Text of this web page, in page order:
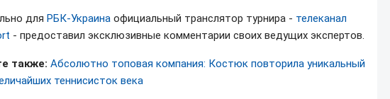
для РБК-Украина официальный транслятор турнира - телеканал
- предоставил эксклюзивные комментарии своих ведущих экспертов.
также: Абсолютно топовая компания: Костюк повторила уникальный
теннисисток века